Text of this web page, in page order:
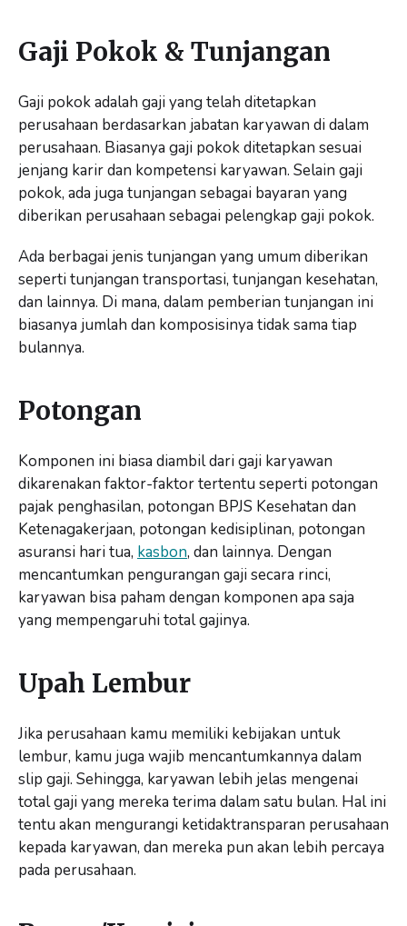
Gaji Pokok & Tunjangan
Gaji pokok adalah gaji yang telah ditetapkan
perusahaan berdasarkan jabatan karyawan di dalam
perusahaan. Biasanya gaji pokok ditetapkan sesuai
jenjang karir dan kompetensi karyawan. Selain gaji
pokok, ada juga tunjangan sebagai bayaran yang
diberikan perusahaan sebagai pelengkap gaji pokok.
Ada berbagai jenis tunjangan yang umum diberikan
seperti tunjangan transportasi, tunjangan kesehatan,
dan lainnya. Di mana, dalam pemberian tunjangan ini
biasanya jumlah dan komposisinya tidak sama tiap
bulannya.
Potongan
Komponen ini biasa diambil dari gaji karyawan
dikarenakan faktor-faktor tertentu seperti potongan
pajak penghasilan, potongan BPJS Kesehatan dan
Ketenagakerjaan, potongan kedisiplinan, potongan
asuransi hari tua, kasbon, dan lainnya. Dengan
mencantumkan pengurangan gaji secara rinci,
karyawan bisa paham dengan komponen apa saja
yang mempengaruhi total gajinya.
Upah Lembur
Jika perusahaan kamu memiliki kebijakan untuk
lembur, kamu juga wajib mencantumkannya dalam
slip gaji. Sehingga, karyawan lebih jelas mengenai
total gaji yang mereka terima dalam satu bulan. Hal ini
tentu akan mengurangi ketidaktransparan perusahaan
kepada karyawan, dan mereka pun akan lebih percaya
pada perusahaan.